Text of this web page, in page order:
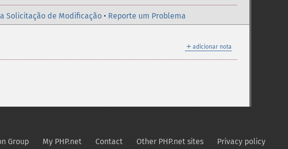
Solicitação de Modificação • Reporte um Problema
＋ adicionar nota
Group My PHP.net Contact Other PHP.net sites Privacy policy